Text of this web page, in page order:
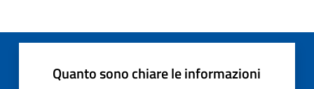
Quanto sono chiare le informazioni